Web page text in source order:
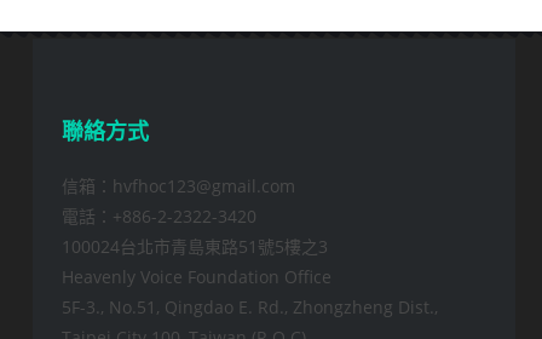
聯絡方式
信箱：hvfhoc123@gmail.com
電話：+886-2-2322-3420
100024台北市青島東路51號5樓之3
Heavenly Voice Foundation Office
5F-3., No.51, Qingdao E. Rd., Zhongzheng Dist.,